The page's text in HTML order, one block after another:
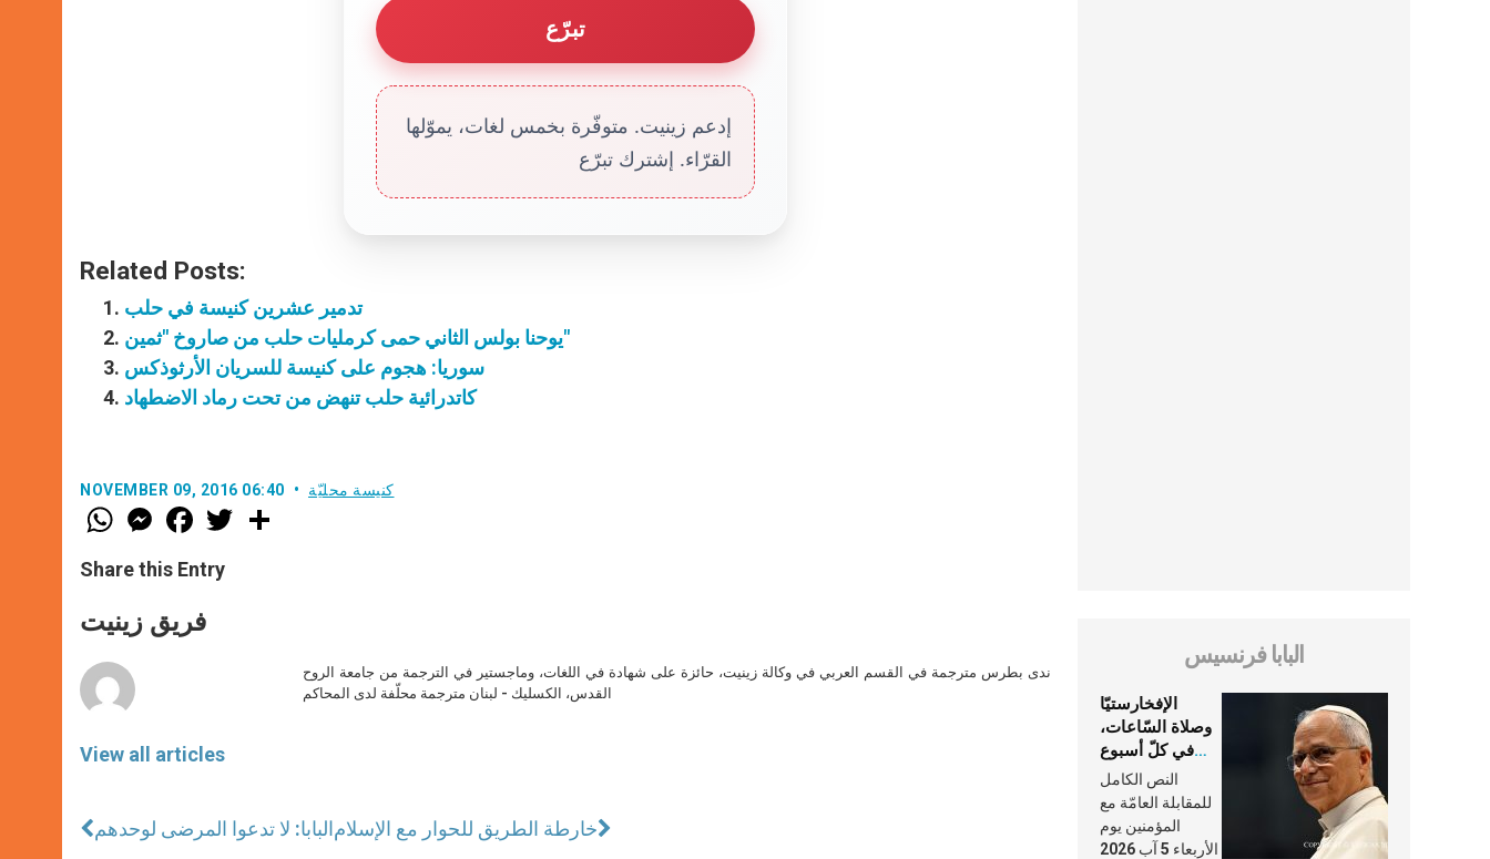
تبرّع
إدعم زينيت. متوفّرة بخمس لغات، يموّلها
القرّاء. إشترك تبرّع
Related Posts:
تدمير عشرين كنيسة في حلب
يوحنا بولس الثاني حمى كرمليات حلب من صاروخ "ثمين"
سوريا: هجوم على كنيسة للسريان الأرثوذكس
كاتدرائية حلب تنهض من تحت رماد الاضطهاد
NOVEMBER 09, 2016 06:40 كنيسة محليّة
W
h
t
s
p
p
M
e
s
e
g
e
F
a
e
b
o
k
w
Share this Entry
فريق زينيت
View all articles
ندى بطرس مترجمة في القسم العربي في وكالة زينيت، حائزة على شهادة في اللغات، وماجستير في الترجمة من جامعة الروح
القدس، الكسليك - لبنان مترجمة محلّفة لدى المحاكم
البابا: لا تدعوا المرضى لوحدهمخارطة الطريق للحوار مع الإسلام
البابا فرنسيس
الإفخارستيّا
وصلاة السّاعات،
في كلّ أسبوع
وكلّ يوم، هما
النَّفَس في حياة
الكنيسة
النص الكامل
للمقابلة العامّة مع
المؤمنين يوم
الأربعاء 5 آب 2026